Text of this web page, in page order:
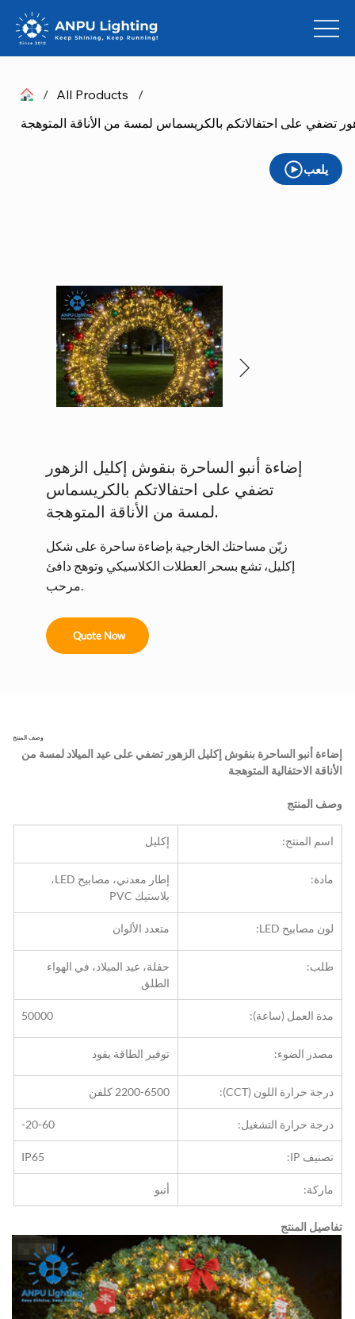
/ All Products /
يلعب
إضاءة أنبو الساحرة بنقوش إكليل الزهور
تضفي على احتفالاتكم بالكريسماس
لمسة من الأناقة المتوهجة.
زيّن مساحتك الخارجية بإضاءة ساحرة على شكل
إكليل، تشع بسحر العطلات الكلاسيكي وتوهج دافئ
Quote Now
وصف المنتج
إضاءة أنبو الساحرة بنقوش إكليل الزهور تضفي على عيد الميلاد لمسة من
الأناقة الاحتفالية المتوهجة
وصف المنتج
اسم المنتج: إكليل
مادة:
إطار معدني، مصابيح LED،
بلاستيك PVC
لون مصابيح LED: متعدد الألوان
طلب:
حفلة، عيد الميلاد، في الهواء
الطلق
مدة العمل (ساعة): 50000
مصدر الضوء: توفير الطاقة يقود
درجة حرارة اللون (CCT): 2200-6500 كلفن
درجة حرارة التشغيل: -20-60
تصنيف IP: IP65
ماركة: أنبو
تفاصيل المنتج